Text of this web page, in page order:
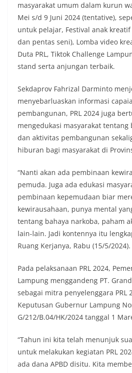
masyarakat umum dalam kurun
Mei s/d 9 Juni 2024 (tentative),
untuk pelajar, Festival anak
dan pentas seni), Lomba video
Duta PRL, Tiktok Challenge
stand serta anjungan terbaik.
Sekdaprov Fahrizal Darminto
menyebarluaskan informasi
pembangunan, PRL 2024 juga
mengedukasi masyarakat
dan aktivitas pembangunan
hiburan bagi masyarakat di
“Nanti akan ada pembinaan
pemuda. Juga ada edukasi
pembinaan kepemudaan biar
kewirausahaan, punya mental
tentang bahaya narkoba, paham
lain-lain. Jadi kontennya itu
Ruang Kerjanya, Rabu (15/5/2024).
Pada pelaksanaan PRL 2024,
Lampung menggandeng PT.
sebagai mitra penyelenggara PRL
Keputusan Gubernur Lampung
G/212/B.04/HK/2024 tanggal 1
“Tahun ini kita telah menunjuk
untuk melakukan kegiatan PRL
ada dana APBD disitu. Kita